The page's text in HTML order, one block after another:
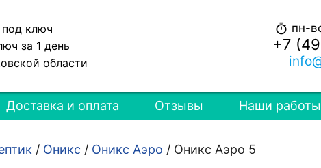
ключ
за 1 день
области
timer пн-
+7
Доставка и оплата Отзывы Наши работы
/ Оникс / Оникс Аэро / Оникс Аэро 5